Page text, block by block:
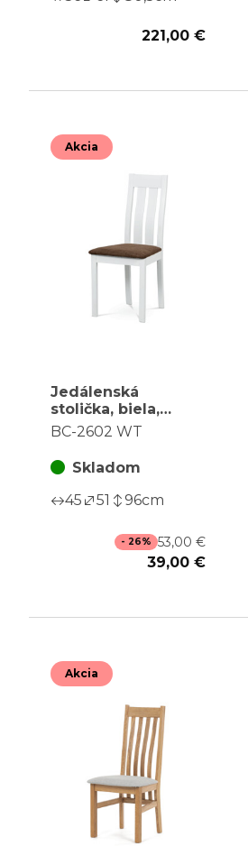
221,00 €
Akcia
Jedálenská
stolička, biela,
masív, BC-2602 WT
BC-2602 WT
Skladom
45
51 96cm
- 26% 53,00 €
39,00 €
Akcia